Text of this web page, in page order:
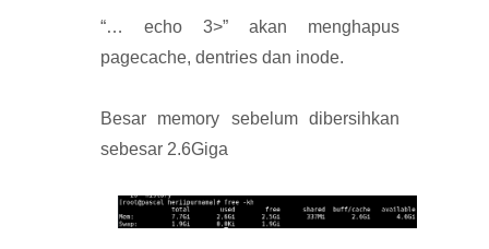
“… echo 3>” akan menghapus
pagecache, dentries dan inode.
Besar memory sebelum dibersihkan
sebesar 2.6Giga